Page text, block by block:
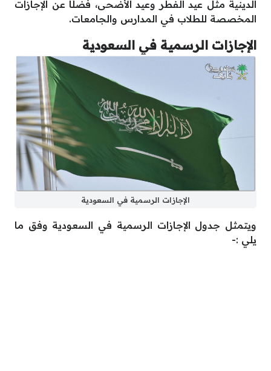
الدينية مثل عيد الفطر وعيد الأضحى، فضلًا عن الإجازات
المخصصة للطلاب في المدارس والجامعات.
الإجازات الرسمية في السعودية
الإجازات الرسمية في السعودية
ويتمثل جدول الإجازات الرسمية في السعودية وفق ما
يلي :-